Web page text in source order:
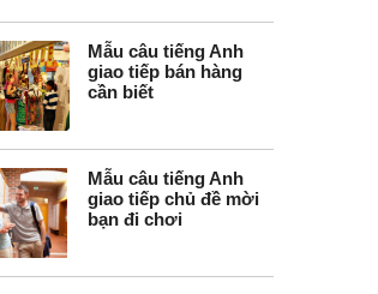
Mẫu câu tiếng Anh
giao tiếp bán hàng
cần biết
Mẫu câu tiếng Anh
giao tiếp chủ đề mời
bạn đi chơi